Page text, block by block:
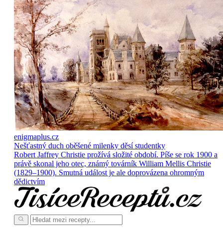
enigmaplus.cz
Nešťastný duch oběšené milenky děsí studentky
Robert Jaffrey Christie prožívá složité období. Píše se rok 1900 a
právě skonal jeho otec, známý továrník William Mellis Christie
(1829–1900). Smutná událost je ale doprovázena ohromným
dědictvím